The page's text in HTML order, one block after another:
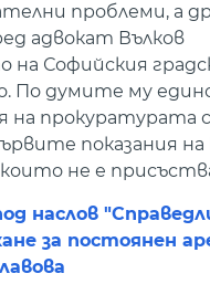
проблеми, а
адвокат Вълков
на Софийския
По думите му
на прокуратурата
показания на
не е
наслов
за постоянен